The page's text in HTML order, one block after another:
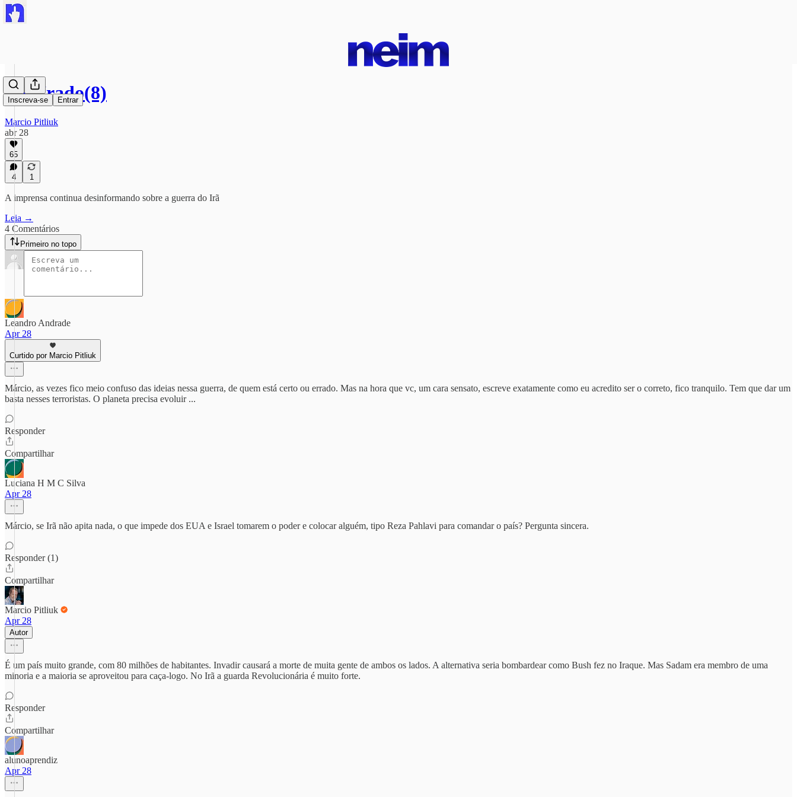
Inscreva-se Entrar
#IrãIrado(8)
Marcio Pitliuk
abr 28
65
4 1
A imprensa continua desinformando sobre a guerra do Irã
Leia →
4 Comentários
Primeiro no topo
Leandro Andrade
Apr 28
Curtido por Marcio Pitliuk
Márcio, as vezes fico meio confuso das ideias nessa guerra, de quem está certo ou errado. Mas na hora que vc, um cara sensato, escreve exatamente como eu acredito ser o correto, fico tranquilo. Tem que dar um
basta nesses terroristas. O planeta precisa evoluir ...
Responder
Compartilhar
Luciana H M C Silva
Apr 28
Márcio, se Irã não apita nada, o que impede dos EUA e Israel tomarem o poder e colocar alguém, tipo Reza Pahlavi para comandar o país? Pergunta sincera.
Responder (1)
Compartilhar
Marcio Pitliuk
Apr 28
Autor
É um país muito grande, com 80 milhões de habitantes. Invadir causará a morte de muita gente de ambos os lados. A alternativa seria bombardear como Bush fez no Iraque. Mas Sadam era membro de uma
minoria e a maioria se aproveitou para caça-logo. No Irã a guarda Revolucionária é muito forte.
Responder
Compartilhar
alunoaprendiz
Apr 28